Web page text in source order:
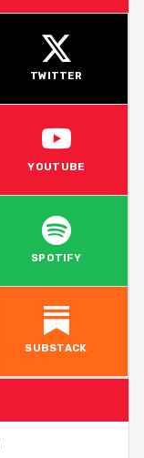
TWITTER
YOUTUBE
SPOTIFY
SUBSTACK